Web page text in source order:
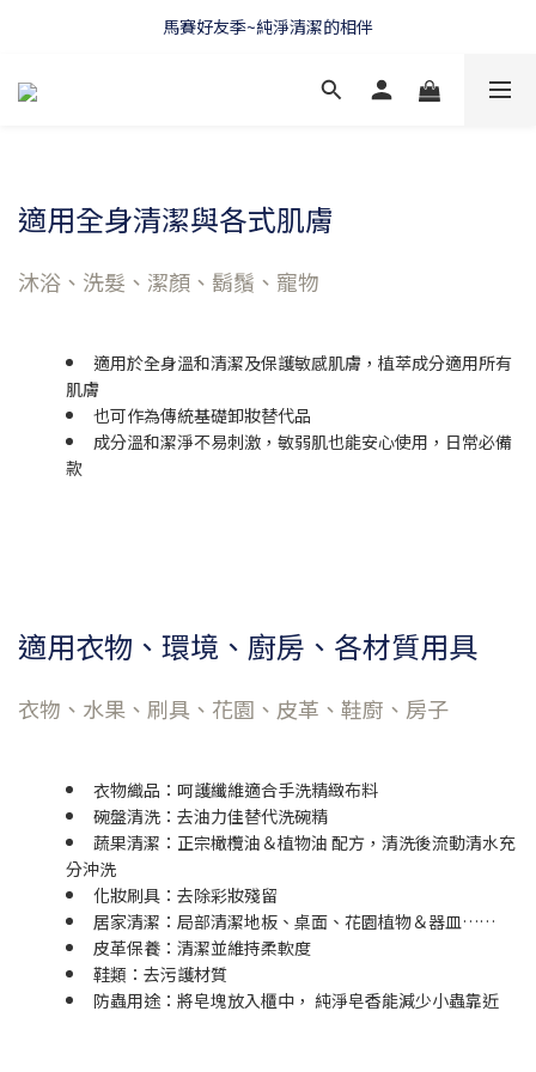
WELCOME 🇫🇷 LA CORVETTE
馬賽好友季~純淨清潔的相伴
WELCOME 🇫🇷 LA CORVETTE
適用全身清潔與各式肌膚
沐浴、洗髮、潔顏、鬍鬚、寵物
適用於全身溫和清潔及保護敏感肌膚，植萃成分適用所有
肌膚
也可作為傳統基礎卸妝替代品
成分溫和潔淨不易刺激，敏弱肌也能安心使用，日常必備
款
適用衣物、環境、廚房、各材質用具
衣物、水果、刷具、花園、皮革、鞋廚、房子
衣物織品：呵護纖維適合手洗精緻布料
碗盤清洗：去油力佳替代洗碗精
蔬果清潔：正宗橄欖油＆植物油 配方，清洗後流動清水充
分沖洗
化妝刷具：去除彩妝殘留
居家清潔：局部清潔地板、桌面、花園植物＆器皿……
皮革保養：清潔並維持柔軟度
鞋類：去污護材質
防蟲用途：將皂塊放入櫃中， 純淨皂香能減少小蟲靠近